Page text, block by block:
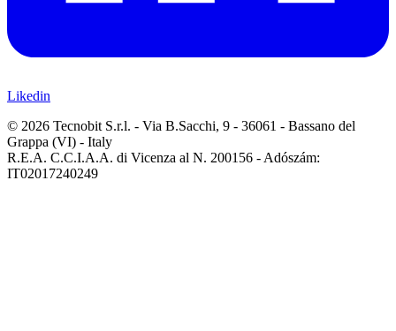
Likedin
© 2026 Tecnobit S.r.l. - Via B.Sacchi, 9 - 36061 - Bassano del
Grappa (VI) - Italy
R.E.A. C.C.I.A.A. di Vicenza al N. 200156 - Adószám:
IT02017240249